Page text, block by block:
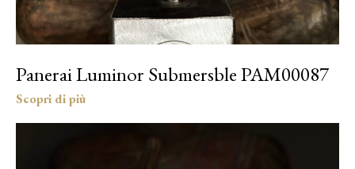
Panerai Luminor Submersble PAM00087